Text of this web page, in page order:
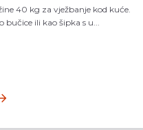
40 kg za vježbanje kod kuće.
bučice ili kao šipka s u...